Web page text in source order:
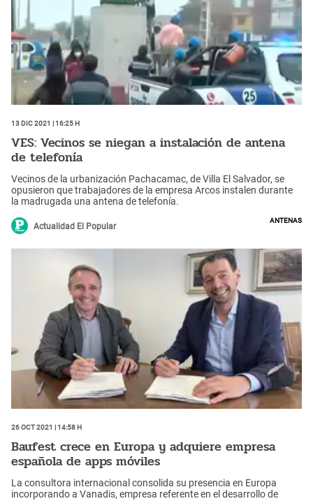
13 Dic 2021 | 16:25 h
VES: Vecinos se niegan a instalación de antena
de telefonía
Vecinos de la urbanización Pachacamac, de Villa El Salvador, se
opusieron que trabajadores de la empresa Arcos instalen durante
la madrugada una antena de telefonía.
Actualidad El Popular
antenas
26 Oct 2021 | 14:58 h
Baufest crece en Europa y adquiere empresa
española de apps móviles
La consultora internacional consolida su presencia en Europa
incorporando a Vanadis, empresa referente en el desarrollo de